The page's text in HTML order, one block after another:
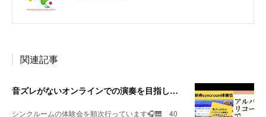
関連記事
音ズレがないオンラインでの演奏を目指して実験中！
シンクルームの体験会を順次行っています🎧🎹 40